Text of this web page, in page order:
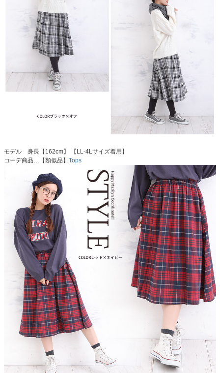
モデル 身長【162cm】 【LL-4Lサイズ着用】
コーデ商品…【類似品】 Tops